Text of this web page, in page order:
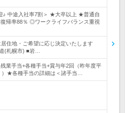
♪ 中途入社率7割＞ ★大卒以上 ★普通自
帰率88％ ◎ワークライフバランス重視
住地・ご希望に応じ決定いたします
(札幌市) ■岩…
業手当+各種手当+賞与年2回（昨年度平
）★各種手当の詳細は＜諸手当…